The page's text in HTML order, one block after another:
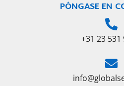
PÓNGASE EN
+31 23 531